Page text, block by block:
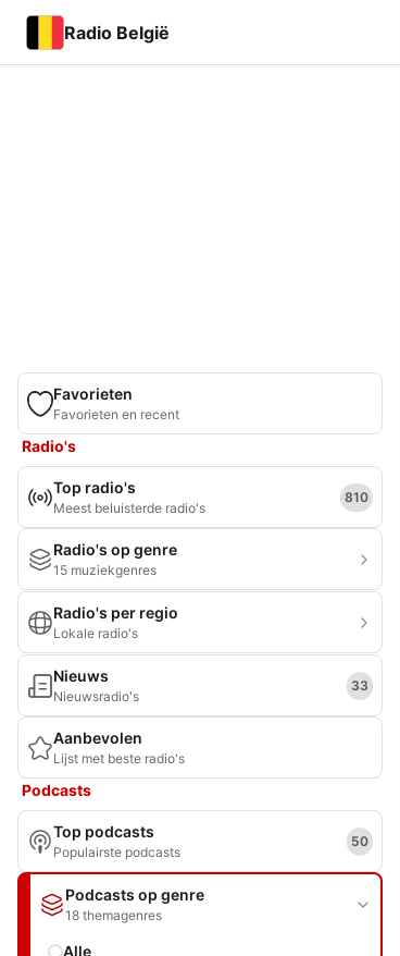
Radio België
Favorieten
Favorieten en recent
Radio's
Top radio's
Meest beluisterde radio's
810
Radio's op genre
15 muziekgenres
Radio's per regio
Lokale radio's
Nieuws
Nieuwsradio's
33
Aanbevolen
Lijst met beste radio's
Podcasts
Top podcasts
Populairste podcasts
50
Podcasts op genre
18 themagenres
Alle